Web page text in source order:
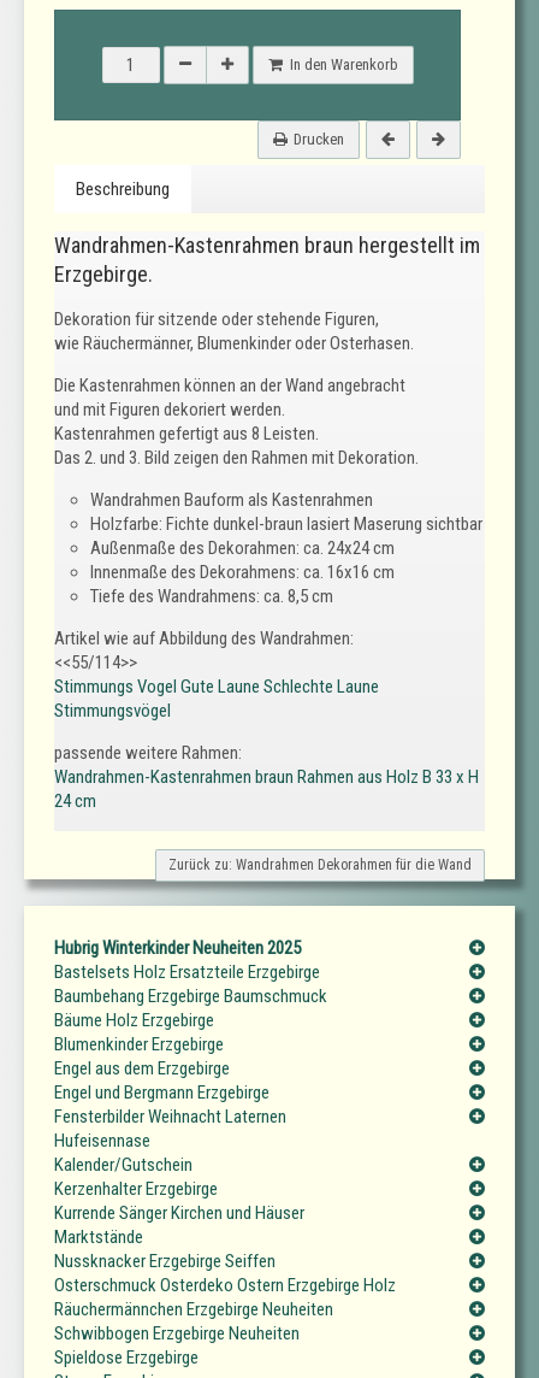
In den Warenkorb
Drucken
Beschreibung
Wandrahmen-Kastenrahmen braun hergestellt im
Erzgebirge.
Dekoration für sitzende oder stehende Figuren,
wie Räuchermänner, Blumenkinder oder Osterhasen.
Die Kastenrahmen können an der Wand angebracht
und mit Figuren dekoriert werden.
Kastenrahmen gefertigt aus 8 Leisten.
Das 2. und 3. Bild zeigen den Rahmen mit Dekoration.
Wandrahmen Bauform als Kastenrahmen
Holzfarbe: Fichte dunkel-braun lasiert Maserung sichtbar
Außenmaße des Dekorahmen: ca. 24x24 cm
Innenmaße des Dekorahmens: ca. 16x16 cm
Tiefe des Wandrahmens: ca. 8,5 cm
Artikel wie auf Abbildung des Wandrahmen:
<<55/114>>
Stimmungs Vogel Gute Laune Schlechte Laune
Stimmungsvögel
passende weitere Rahmen:
Wandrahmen-Kastenrahmen braun Rahmen aus Holz B 33 x H
24 cm
Zurück zu: Wandrahmen Dekorahmen für die Wand
Hubrig Winterkinder Neuheiten 2025
Bastelsets Holz Ersatzteile Erzgebirge
Baumbehang Erzgebirge Baumschmuck
Bäume Holz Erzgebirge
Blumenkinder Erzgebirge
Engel aus dem Erzgebirge
Engel und Bergmann Erzgebirge
Fensterbilder Weihnacht Laternen
Hufeisennase
Kalender/Gutschein
Kerzenhalter Erzgebirge
Kurrende Sänger Kirchen und Häuser
Marktstände
Nussknacker Erzgebirge Seiffen
Osterschmuck Osterdeko Ostern Erzgebirge Holz
Räuchermännchen Erzgebirge Neuheiten
Schwibbogen Erzgebirge Neuheiten
Spieldose Erzgebirge